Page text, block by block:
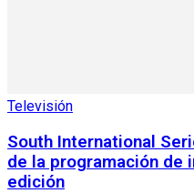
Televisión
South International
de la programación de
edición